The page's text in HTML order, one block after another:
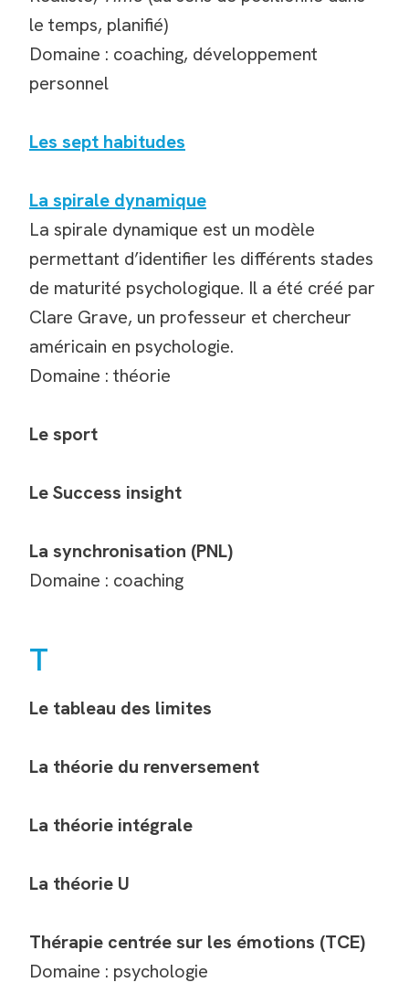
le temps, planifié)
Domaine : coaching, développement
personnel
Les sept habitudes
La spirale dynamique
La spirale dynamique est un modèle
permettant d’identifier les différents stades
de maturité psychologique. Il a été créé par
Clare Grave, un professeur et chercheur
américain en psychologie.
Domaine : théorie
Le sport
Le Success insight
La synchronisation (PNL)
Domaine : coaching
T
Le tableau des limites
La théorie du renversement
La théorie intégrale
La théorie U
Thérapie centrée sur les émotions (TCE)
Domaine : psychologie